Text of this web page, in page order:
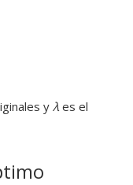
y λes el